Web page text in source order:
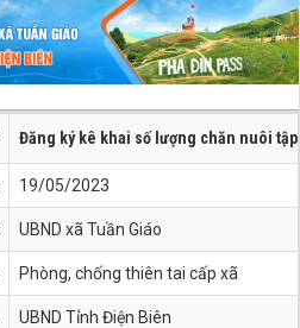
Đăng ký kê khai số lượng chăn nuôi
19/05/2023
UBND xã Tuần Giáo
Phòng, chống thiên tai cấp xã
UBND Tỉnh Điện Biên